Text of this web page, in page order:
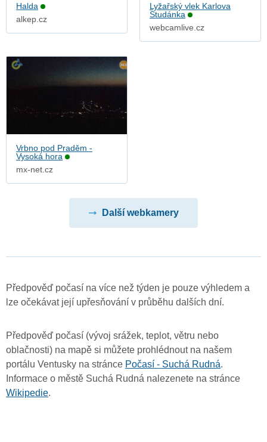
Halda
alkep.cz
Lyžařský vlek Karlova
Studánka
webcamlive.cz
Vrbno pod Praděm -
Vysoká hora
mx-net.cz
Další webkamery
Předpověď počasí na více než týden je pouze výhledem a
lze očekávat její upřesňování v průběhu dalších dní.
Předpověď počasí (vývoj srážek, teplot, větru nebo
oblačnosti) na mapě si můžete prohlédnout na našem
portálu Ventusky na stránce Počasí - Suchá Rudná.
Informace o městě Suchá Rudná nalezenete na stránce
Wikipedie.